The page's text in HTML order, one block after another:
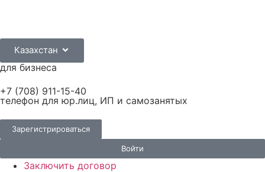
Казахстан
для бизнеса
+7 (708) 911-15-40
телефон для юр.лиц, ИП и самозанятых
Зарегистрироваться
Войти
Заключить договор